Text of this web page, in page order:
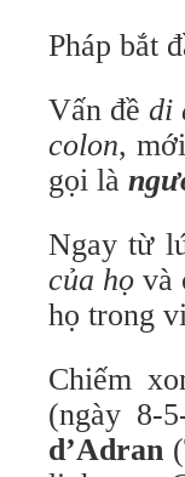
Pháp bắt
Vấn đề di
colon,
gọi là
Ngay từ
của họ và
họ trong
Chiếm
(ngày 8-
d’Adran